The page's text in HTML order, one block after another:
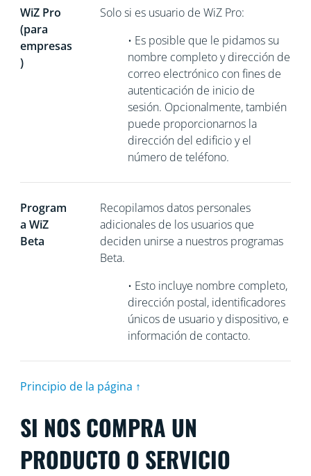
WiZ Pro
(para
empresas
)
Solo si es usuario de WiZ Pro:
• Es posible que le pidamos su
nombre completo y dirección de
correo electrónico con fines de
autenticación de inicio de
sesión. Opcionalmente, también
puede proporcionarnos la
dirección del edificio y el
número de teléfono.
Program
a WiZ
Beta
Recopilamos datos personales
adicionales de los usuarios que
deciden unirse a nuestros programas
Beta.
• Esto incluye nombre completo,
dirección postal, identificadores
únicos de usuario y dispositivo, e
información de contacto.
Principio de la página ↑
SI NOS COMPRA UN
PRODUCTO O SERVICIO